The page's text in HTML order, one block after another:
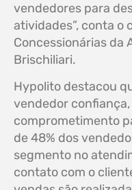
vendedores para
atividades”, conta o
Concessionárias da
Brischiliari.
Hypolito destacou
vendedor
comprometimento
de 48% dos
segmento no
contato com o